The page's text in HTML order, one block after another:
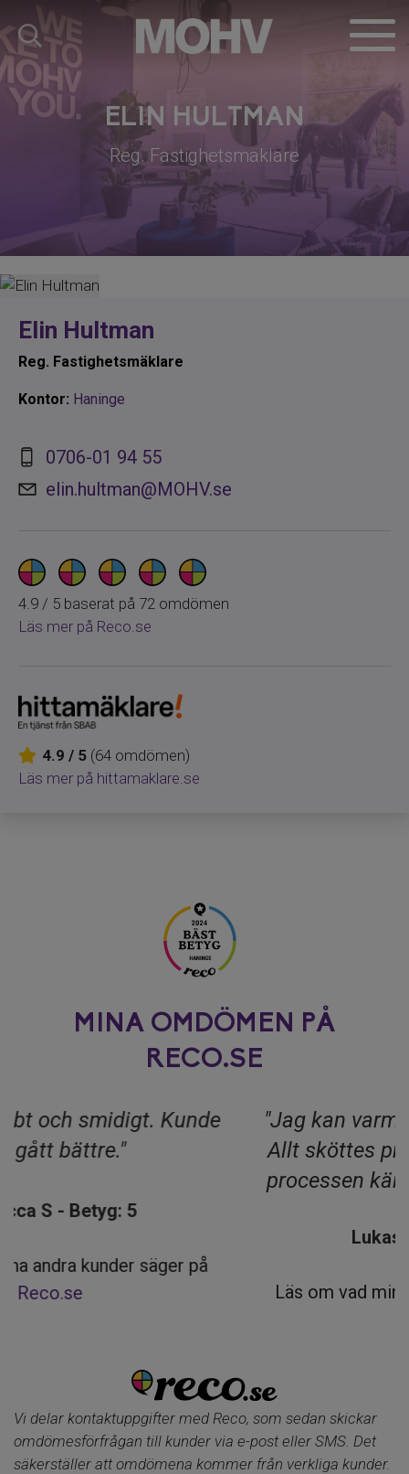
ELIN HULTMAN
Reg. Fastighetsmäklare
Elin Hultman
Reg. Fastighetsmäklare
Kontor: Haninge
0706-01 94 55
elin.hultman@MOHV.se
4.9 / 5 baserat på 72 omdömen
Läs mer på Reco.se
4.9 / 5 (64 omdömen)
Läs mer på hittamaklare.se
MINA OMDÖMEN PÅ
RECO.SE
"Jag kan varmt rekommendera Elin.
Allt sköttes professionellt och hela
processen kändes trygg och enkel."
Läs om vad mina andra kunder säger på
Vi delar kontaktuppgifter med Reco, som sedan skickar
omdömesförfrågan till kunder via e-post eller SMS. Det
säkerställer att omdömena kommer från verkliga kunder.